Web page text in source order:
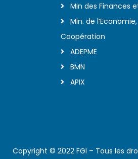
Min des Finances
Min. de
Coopération
ADEPME
BMN
APIX
Copyright © 2022 FGI – Tous les